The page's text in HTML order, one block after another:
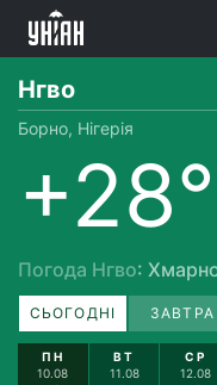
Нгво
Борно, Нігерія
+28°
Погода Нгво:
СЬОГОДНІ ЗАВТРА
ПН
10.08
ВТ
11.08
СР
12.08